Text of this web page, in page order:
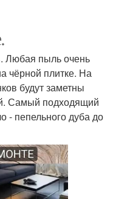
Любая пыль очень
чёрной плитке. На
будут заметны
Самый подходящий
- пепельного дуба до